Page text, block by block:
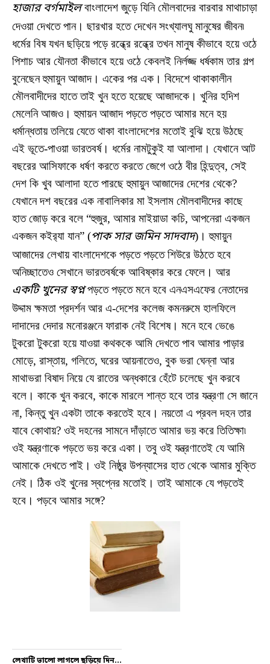
হাজার বর্গমাইলবাংলাদেশ জুড়ে যিনি মৌলবাদের বারবার মাথাচাড়া
দেওয়া দেখতে পান। ছারখার হতে দেখেন সংখ্যালঘু মানুষের জীবন৷
ধর্মের বিষ যখন ছড়িয়ে পড়ে রন্ধ্রে রন্ধ্রে তখন মানুষ কীভাবে হয়ে ওঠে
পিশাচ আর যৌনতা কীভাবে হয়ে ওঠে কেবলই নির্লজ্জ ধর্ষকাম তার গল্প
বুনেছেন হুমায়ুন আজাদ। একের পর এক। বিদেশে থাকাকালীন
মৌলবাদীদের হাতে তাই খুন হতে হয়েছে আজাদকে। খুনির হদিশ
মেলেনি আজও। হুমায়ন আজাদ পড়তে পড়তে আমার মনে হয়
ধর্মান্ধতায় তলিয়ে যেতে থাকা বাংলাদেশের মতোই বুঝি হয়ে উঠছে
এই ভূতে-পাওয়া ভারতবর্ষ। ধর্মের নামটুকুই যা আলাদা। যেখানে আট
বছরের আসিফাকে ধর্ষণ করতে করতে জেগে ওঠে বীর হিন্দুত্ব, সেই
দেশ কি খুব আলাদা হতে পারছে হুমায়ুন আজাদের দেশের থেকে?
যেখানে দশ বছরের এক নাবালিকার মা ইসলাম মৌলবাদীদের কাছে
হাত জোড় করে বলে “হুজুর, আমার মাইয়াডা কচি, আপনেরা একজন
একজন কইর‍্যা যান” (পাক সার জমিন সাদবাদ)। হুমায়ুন
আজাদের লেখায় বাংলাদেশকে পড়তে পড়তে শিউরে উঠতে হবে
অনিচ্ছাতেও সেখানে ভারতবর্ষকে আবিষ্কার করে ফেলে। আর
একটি খুনের স্বপ্নপড়তে পড়তে মনে হবে এনএসএফের নেতাদের
উদ্দাম ক্ষমতা প্রদর্শন আর এ-দেশের কলেজ কমনরুমে হালফিলে
দাদাদের দেদার মনোরঞ্জনে ফারাক নেই বিশেষ। মনে হবে ভেঙে
টুকরো টুকরো হয়ে যাওয়া কথককে আমি দেখতে পাব আমার পাড়ার
মোড়ে, রাস্তায়, গলিতে, ঘরের আয়নাতেও, বুক ভরা ঘেন্না আর
মাথাভরা বিষাদ নিয়ে যে রাতের অন্ধকারে হেঁটে চলেছে খুন করবে
বলে। কাকে খুন করবে, কাকে মারলে শান্ত হবে তার যন্ত্রণা সে জানে
না, কিন্তু খুন একটা তাকে করতেই হবে। নয়তো এ প্রবল দহন তার
যাবে কোথায়? ওই দহনের সামনে দাঁড়াতে আমার ভয় করে তিতিক্ষা৷
ওই যন্ত্রণাকে পড়তে ভয় করে একা। তবু ওই যন্ত্রণাতেই যে আমি
আমাকে দেখতে পাই। ওই নিষ্ঠুর উপন্যাসের হাত থেকে আমার মুক্তি
নেই। ঠিক ওই খুনের স্বপ্নের মতোই। তাই আমাকে যে পড়তেই
হবে। পড়বে আমার সঙ্গে?
লেখাটি ভালো লাগলে ছড়িয়ে দিন...